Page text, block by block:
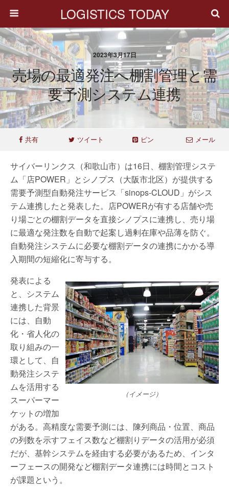
LOGISTICS TODAY
2023年3月17日
売場の最適発注へ棚割管理と需
要予測システム連携
共有 ツイート ピン メール
サイバーリンクス（和歌山市）は16日、棚割管理システ
ム「店POWER」とシノプス（大阪市北区）が提供する
需要予測型自動発注サービス「sinops-CLOUD」がシス
テム連携したと発表した。店POWERが有する店舗や売
り場ごとの棚割データを直接シノプスに連携し、売り場
に最適な発注数を自動で起案し過剰在庫や品薄を防ぐ。
自動発注システムに必要な棚割データの連携にかかる導
入期間の短縮化に寄与する。
（イメージ）
発表による
と、システム
連携した背景
には、自動
化・省人化の
取り組みの一
環として、自
動発注システ
ムを活用する
スーパーマー
ケットの増加
がある。高精度な需要予測には、陳列商品・位置、商品
の列数を示すフェイス数など棚割りデータの活用が必須
だが、基幹システムを経由する必要があるため、インタ
ーフェースの開発など棚割データ連携には時間とコスト
が課題という。